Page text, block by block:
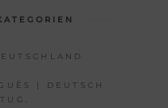
| DEUTSCH